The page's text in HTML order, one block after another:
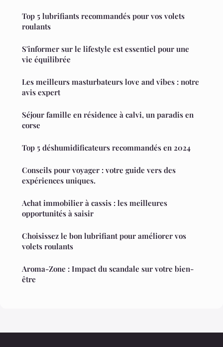
Top 5 lubrifiants recommandés pour vos volets
roulants
S'informer sur le lifestyle est essentiel pour une
vie équilibrée
Les meilleurs masturbateurs love and vibes : notre
avis expert
Séjour famille en résidence à calvi, un paradis en
corse
Top 5 déshumidificateurs recommandés en 2024
Conseils pour voyager : votre guide vers des
expériences uniques.
Achat immobilier à cassis : les meilleures
opportunités à saisir
Choisissez le bon lubrifiant pour améliorer vos
volets roulants
Aroma-Zone : Impact du scandale sur votre bien-
être